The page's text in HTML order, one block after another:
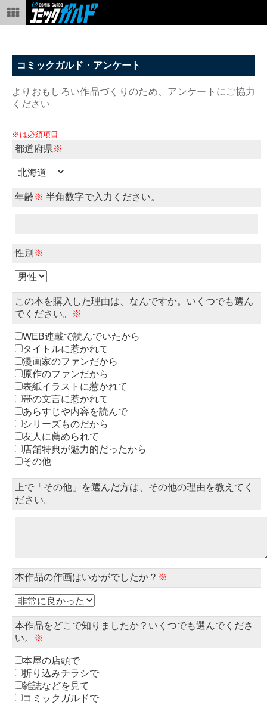
コミックガルド・アンケート
よりおもしろい作品づくりのため、アンケートにご協力
ください
※は必須項目
都道府県※
年齢※ 半角数字で入力ください。
性別 ※
この本を購入した理由は、なんですか。いくつでも選ん
でください。
※
WEB連載で読んでいたから
タイトルに惹かれて
漫画家のファンだから
原作のファンだから
表紙イラストに惹かれて
帯の文言に惹かれて
あらすじや内容を読んで
シリーズものだから
友人に薦められて
店舗特典が魅力的だったから
その他
上で「その他」を選んだ方は、その他の理由を教えてく
ださい。
本作品の作画はいかがでしたか？ ※
本作品をどこで知りましたか？いくつでも選んでくださ
い。
※
本屋の店頭で
折り込みチラシで
雑誌などを見て
コミックガルドで